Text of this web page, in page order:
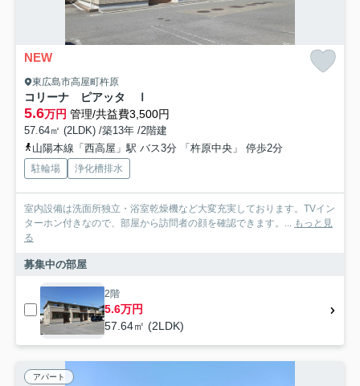
NEW
東広島市高屋町杵原
コリーナ ピアッタ Ⅰ
5.6万円 管理/共益費3,500円
57.64㎡ (2LDK) /築13年 /2階建
山陽本線「西高屋」駅 バス3分 「杵原中央」 停歩2分
駐輪場 浄化槽排水
室内設備は洗面所独立・浴室乾燥機など大変充実しております。TVイン
ターホン付きなので、部屋から訪問者の顔を確認できます。... もっと見
る
募集中の部屋
2階
5.6万円
57.64㎡ (2LDK)
アパート